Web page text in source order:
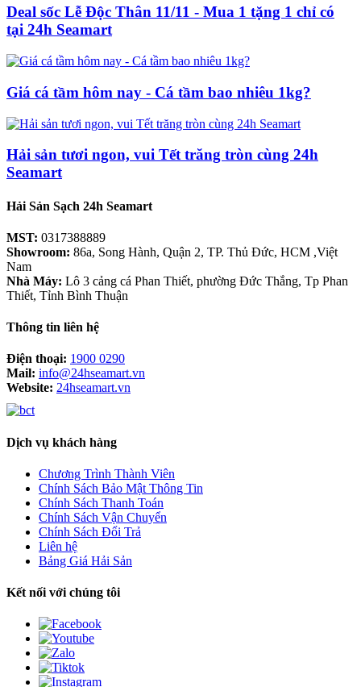
Deal sốc Lễ Độc Thân 11/11 - Mua 1 tặng 1 chỉ có
tại 24h Seamart
Giá cá tầm hôm nay - Cá tầm bao nhiêu 1kg?
Hải sản tươi ngon, vui Tết trăng tròn cùng 24h
Seamart
Hải Sản Sạch 24h Seamart
MST: 0317388889
Showroom: 86a, Song Hành, Quận 2, TP. Thủ Đức, HCM ,Việt
Nam
Nhà Máy: Lô 3 cảng cá Phan Thiết, phường Đức Thắng, Tp Phan
Thiết, Tỉnh Bình Thuận
Thông tin liên hệ
Điện thoại: 1900 0290
Mail: info@24hseamart.vn
Website: 24hseamart.vn
Dịch vụ khách hàng
Chương Trình Thành Viên
Chính Sách Bảo Mật Thông Tin
Chính Sách Thanh Toán
Chính Sách Vận Chuyển
Chính Sách Đổi Trả
Liên hệ
Bảng Giá Hải Sản
Kết nối với chúng tôi